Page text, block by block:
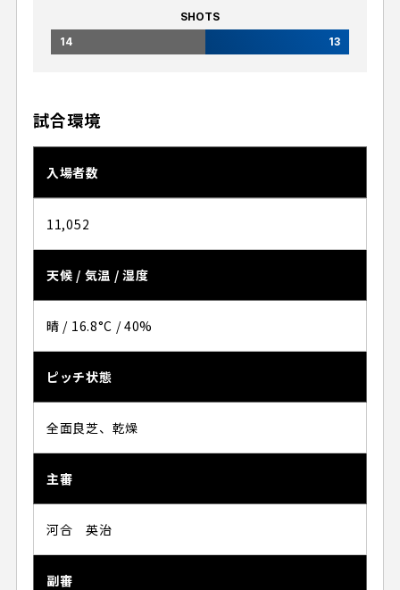
SHOTS
14
13
試合環境
入場者数
11,052
天候 / 気温 / 湿度
晴 / 16.8°C / 40%
ピッチ状態
全面良芝、乾燥
主審
河合 英治
副審